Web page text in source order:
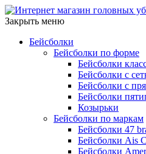
Закрыть меню
Бейсболки
Бейсболки по форме
Бейсболки
Бейсболки с
Бейсболки с
Бейсболки
Козырьки
Бейсболки по маркам
Бейсболки 47
Бейсболки Ais
Бейсболки